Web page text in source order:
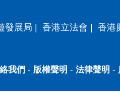
發展局 香港立法會 香港
我們 - 版權聲明 - 法律聲明 -